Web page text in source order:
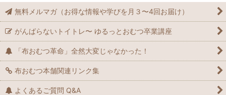
無料メルマガ（お得な情報や学びを月３〜4回お届け）
がんばらないトイトレ〜 ゆるっとおむつ卒業講座
「布おむつ革命」全然大変じゃなかった！
布おむつ本舗関連リンク集
よくあるご質問 Q&A